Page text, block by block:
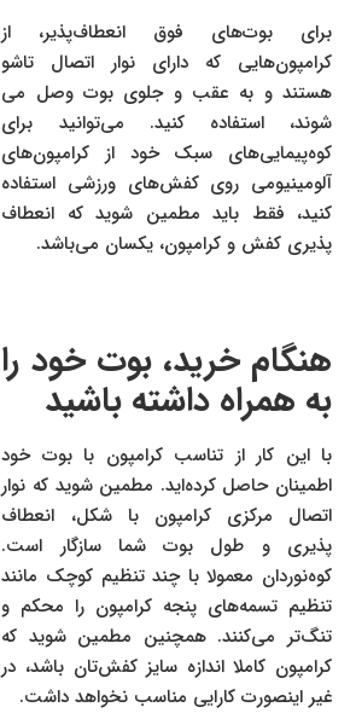
برای بوت‌های فوق انعطاف‌پذیر، از
کرامپون‌هایی که دارای نوار اتصال تاشو
هستند و به عقب و جلوی بوت وصل می
شوند، استفاده کنید. می‌توانید برای
کوه‌پیمایی‌های سبک خود از کرامپون‌های
آلومینیومی روی کفش‌های ورزشی استفاده
کنید، فقط باید مطمین شوید که انعطاف
پذیری کفش و کرامپون، یکسان می‌باشد.
هنگام خرید، بوت خود را
به همراه داشته باشید
با این کار از تناسب کرامپون با بوت خود
اطمینان حاصل کرده‌اید. مطمین شوید که نوار
اتصال مرکزی کرامپون با شکل، انعطاف
پذیری و طول بوت شما سازگار است.
کوه‌نوردان معمولا با چند تنظیم کوچک مانند
تنظیم تسمه‌های پنجه کرامپون را محکم و
تنگ‌تر می‌کنند. همچنین مطمین شوید که
کرامپون کاملا اندازه سایز کفش‌تان باشد، در
غیر اینصورت کارایی مناسب نخواهد داشت.